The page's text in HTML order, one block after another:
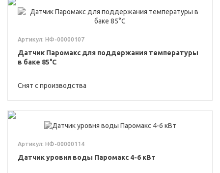
Артикул: НФ-00000107
Датчик Паромакс для поддержания температуры
в баке 85°С
Снят с производства
Артикул: НФ-00000114
Датчик уровня воды Паромакс 4-6 кВт